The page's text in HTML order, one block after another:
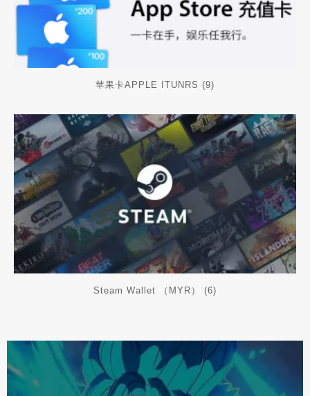
苹果卡APPLE ITUNRS (9)
Steam Wallet （MYR） (6)